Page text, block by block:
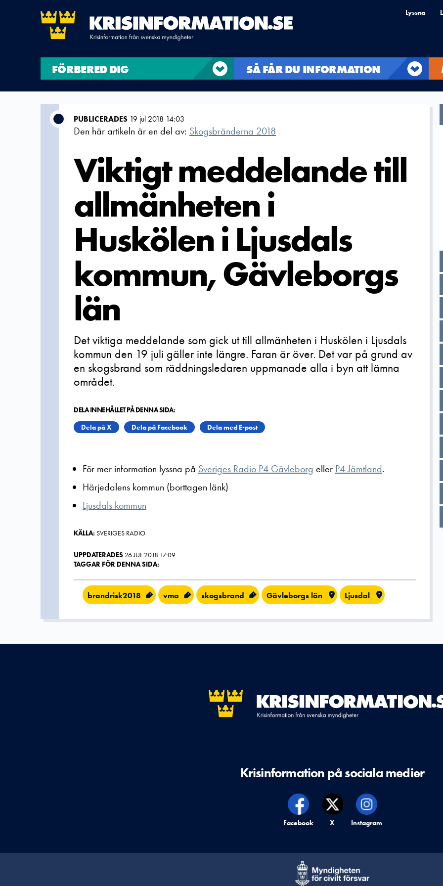
Lyssna
FÖRBERED DIG SÅ FÅR DU INFORMATION
PUBLICERADES 19 jul 2018 14:03
Den här artikeln är en del av: Skogsbränderna 2018
Viktigt meddelande till
allmänheten i
Huskölen i Ljusdals
kommun, Gävleborgs
län
Det viktiga meddelande som gick ut till allmänheten i Huskölen i Ljusdals
kommun den 19 juli gäller inte längre. Faran är över. Det var på grund av
en skogsbrand som räddningsledaren uppmanade alla i byn att lämna
området.
DELA INNEHÅLLET PÅ DENNA SIDA:
Dela på X
Dela på Facebook Dela med E-post
För mer information lyssna på Sveriges Radio P4 Gävleborg eller P4 Jämtland.
Härjedalens kommun (borttagen länk)
Ljusdals kommun
KÄLLA: SVERIGES RADIO
UPPDATERADES 26 JUL 2018 17:09
TAGGAR FÖR DENNA SIDA:
brandrisk2018 vma skogsbrand Gävleborgs län Ljusdal
Krisinformation på sociala medier
Krisinformation på,
Facebook Krisinformation på,
X Krisinformation på,
Instagram